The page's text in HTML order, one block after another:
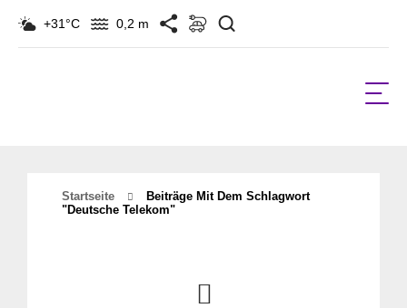
+31°C 0,2 m
Startseite
Beiträge Mit Dem Schlagwort
"Deutsche Telekom"